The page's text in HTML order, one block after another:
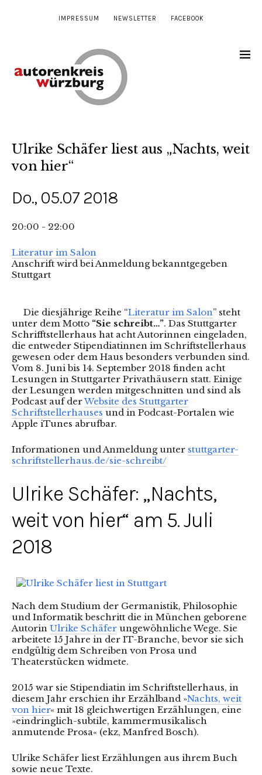
IMPRESSUM NEWSLETTER FACEBOOK
Ulrike Schäfer liest aus „Nachts, weit
von hier“
Do., 05.07 2018
20:00 - 22:00
Literatur im Salon
Anschrift wird bei Anmeldung bekanntgegeben
Stuttgart
Die diesjährige Reihe “Literatur im Salon” steht
unter dem Motto “Sie schreibt…”. Das Stuttgarter
Schrifftstellerhaus hat acht Autorinnen eingeladen,
die entweder Stipendiatinnen im Schriftstellerhaus
gewesen oder dem Haus besonders verbunden sind.
Vom 8. Juni bis 14. September 2018 finden acht
Lesungen in Stuttgarter Privathäusern statt. Einige
der Lesungen werden mitgeschnitten und sind als
Podcast auf derWebsite des Stuttgarter
Schriftstellerhauses und in Podcast-Portalen wie
Apple iTunes abrufbar.
Informationen und Anmeldung unter stuttgarter-
schriftstellerhaus.de/sie-schreibt/
Ulrike Schäfer: „Nachts,
weit von hier“ am 5. Juli
2018
Nach dem Studium der Germanistik, Philosophie
und Informatik beschritt die in München geborene
Autorin Ulrike Schäfer ungewöhnliche Wege. Sie
arbeitete 15 Jahre in der IT-Branche, bevor sie sich
endgültig dem Schreiben von Prosa und
Theaterstücken widmete.
2015 war sie Stipendiatin im Schriftstellerhaus, in
diesem Jahr erschien ihr Erzählband »Nachts, weit
von hier« mit 18 gleichwertigen Erzählungen, eine
»eindringlich-subtile, kammermusikalisch
anmutende Prosa« (ekz, Manfred Bosch).
Ulrike Schäfer liest Erzählungen aus ihrem Buch
sowie neue Texte.